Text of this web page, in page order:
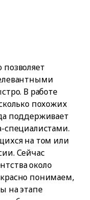
В работе
похожих
поддерживает
специалистами.
на том или
Сейчас
около
понимаем,
на этапе